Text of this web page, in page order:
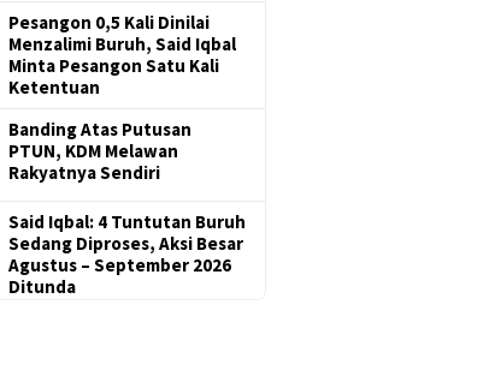
Pesangon 0,5 Kali Dinilai
Menzalimi Buruh, Said Iqbal
Minta Pesangon Satu Kali
Ketentuan
Banding Atas Putusan
PTUN, KDM Melawan
Rakyatnya Sendiri
Said Iqbal: 4 Tuntutan Buruh
Sedang Diproses, Aksi Besar
Agustus – September 2026
Ditunda